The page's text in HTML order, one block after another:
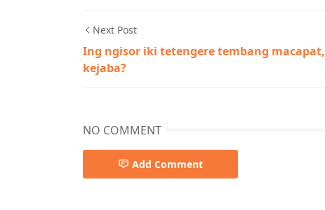
Next Post
Ing ngisor iki tetengere tembang macapat,
kejaba?
NO COMMENT
Add Comment